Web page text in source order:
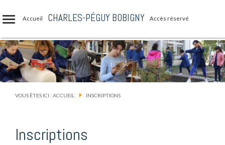
Accueil CHARLES-PÉGUY BOBIGNY Accès réservé
VOUS ÊTES ICI : ACCUEIL INSCRIPTIONS
Inscriptions